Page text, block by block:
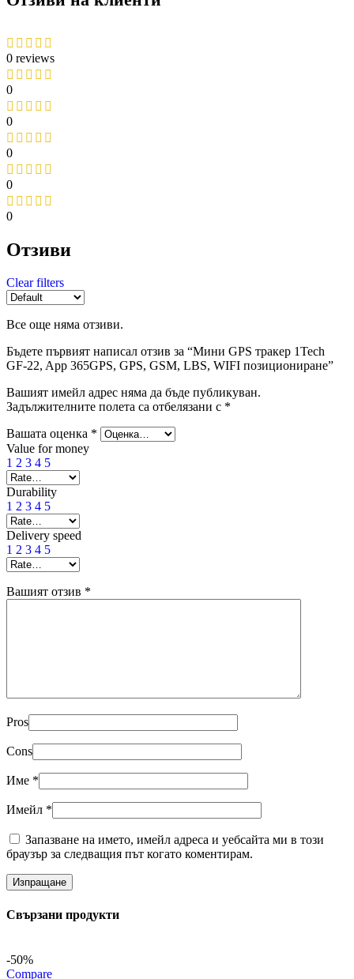
0 reviews
0
0
0
0
0
Отзиви
Clear filters
Все още няма отзиви.
Бъдете първият написал отзив за “Мини GPS тракер 1Tech
GF-22, App 365GPS, GPS, GSM, LBS, WIFI позициониране”
Вашият имейл адрес няма да бъде публикуван.
Задължителните полета са отбелязани с *
Вашата оценка *
Value for money
1 2 3 4 5
Durability
1 2 3 4 5
Delivery speed
1 2 3 4 5
Вашият отзив *
Pros
Cons
Име *
Имейл *
Запазване на името, имейл адреса и уебсайта ми в този
браузър за следващия път когато коментирам.
Свързани продукти
-50%
Compare